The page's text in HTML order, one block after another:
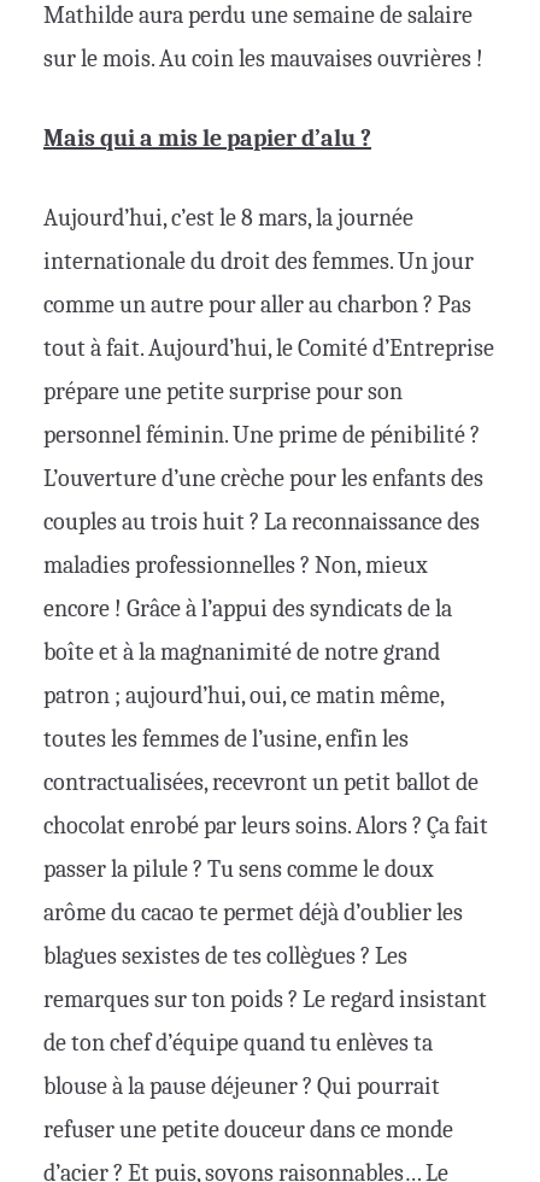
Mathilde aura perdu une semaine de salaire
sur le mois. Au coin les mauvaises ouvrières !
Mais qui a mis le papier d’alu ?
Aujourd’hui, c’est le 8 mars, la journée
internationale du droit des femmes. Un jour
comme un autre pour aller au charbon ? Pas
tout à fait. Aujourd’hui, le Comité d’Entreprise
prépare une petite surprise pour son
personnel féminin. Une prime de pénibilité ?
L’ouverture d’une crèche pour les enfants des
couples au trois huit ? La reconnaissance des
maladies professionnelles ? Non, mieux
encore ! Grâce à l’appui des syndicats de la
boîte et à la magnanimité de notre grand
patron ; aujourd’hui, oui, ce matin même,
toutes les femmes de l’usine, enfin les
contractualisées, recevront un petit ballot de
chocolat enrobé par leurs soins. Alors ? Ça fait
passer la pilule ? Tu sens comme le doux
arôme du cacao te permet déjà d’oublier les
blagues sexistes de tes collègues ? Les
remarques sur ton poids ? Le regard insistant
de ton chef d’équipe quand tu enlèves ta
blouse à la pause déjeuner ? Qui pourrait
refuser une petite douceur dans ce monde
d’acier ? Et puis, soyons raisonnables… Le